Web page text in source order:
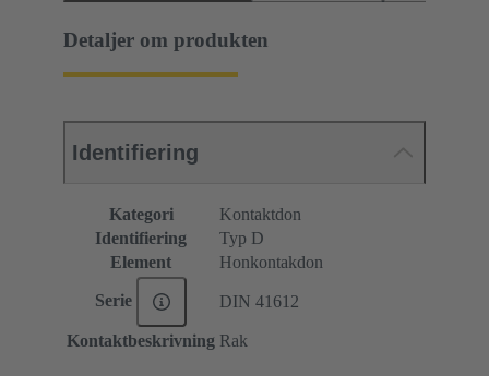
Detaljer om produkten
Identifiering
Kategori
Kontaktdon
Identifiering
Typ D
Element
Honkontakdon
Serie DIN 41612
Kontaktbeskrivning Rak